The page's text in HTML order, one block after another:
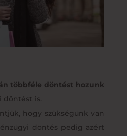
többféle döntést hozunk
döntést is.
hogy szükségünk van
döntés pedig azért